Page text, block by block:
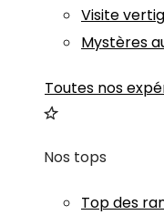
Visite
Mystères
Toutes nos
Nos tops
Top des